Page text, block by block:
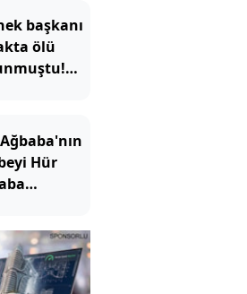
başkanı
ölü
Hür